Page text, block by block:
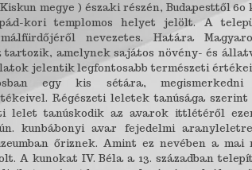
megye ) északi részén, Budapesttől
kori templomos helyet jelölt. A
nevezetes. Határa
tartozik, amelynek sajátos növény- és
jelentik legfontosabb természeti
egy kis sétára, megismerkedni
Régészeti leletek tanúsága
lelet tanúskodik az avarok ittlétéről
kunbábonyi avar fejedelmi
őriznek. Amint ez nevében a
A kunokat IV. Béla a 13. században